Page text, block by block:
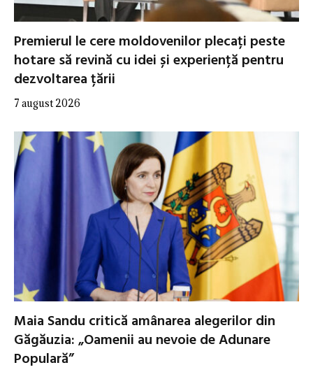
Premierul le cere moldovenilor plecați peste
hotare să revină cu idei și experiență pentru
dezvoltarea țării
7 august 2026
Maia Sandu critică amânarea alegerilor din
Găgăuzia: „Oamenii au nevoie de Adunare
Populară”